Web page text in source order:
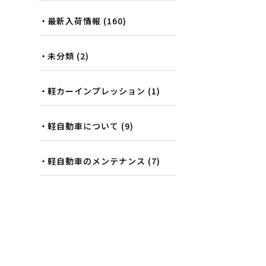
最新入荷情報 (160)
未分類 (2)
軽カーインプレッション (1)
軽自動車について (9)
軽自動車のメンテナンス (7)